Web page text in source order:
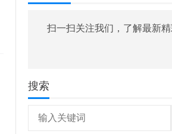
扫一扫关注我们，了解最新
搜索